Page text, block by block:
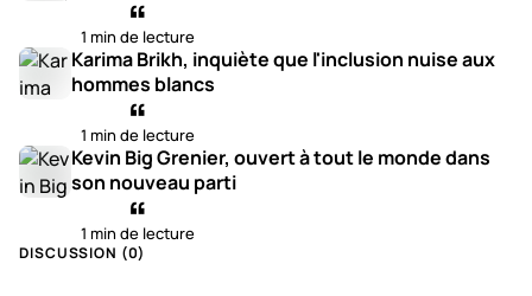
1 min de lecture
Karima Brikh, inquiète que l'inclusion nuise aux
hommes blancs
1 min de lecture
Kevin Big Grenier, ouvert à tout le monde dans
son nouveau parti
1 min de lecture
DISCUSSION (0)